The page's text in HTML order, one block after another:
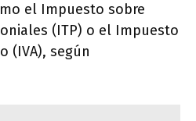
el Impuesto sobre
(ITP) o el Impuesto
(IVA), según